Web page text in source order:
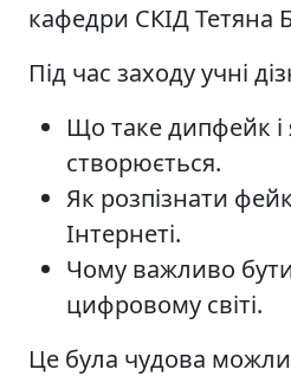
кафедри СКІД Тетяна
Під час заходу учні
Що таке дипфейк і
створюється.
Як розпізнати
Інтернеті.
Чому важливо
цифровому світі.
Це була чудова